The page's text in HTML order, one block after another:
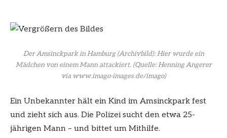
Der Amsinckpark in Hamburg (Archivbild): Hier wurde ein
Mädchen von einem Mann attackiert.(Quelle: Henning Angerer
via www.imago-images.de/imago)
Ein Unbekannter hält ein Kind im Amsinckpark fest
und zieht sich aus. Die Polizei sucht den etwa 25-
jährigen Mann – und bittet um Mithilfe.